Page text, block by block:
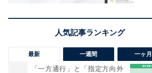
最新 一週間 一ヶ月
「一方通行」と「指定方向外